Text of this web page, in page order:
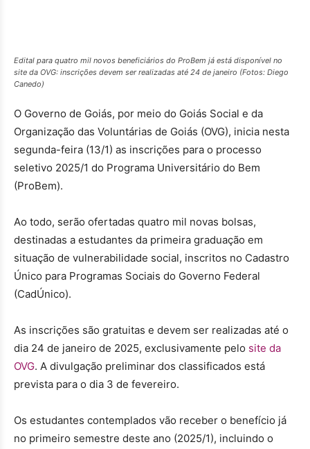
Edital para quatro mil novos beneficiários do ProBem já está disponível no
site da OVG: inscrições devem ser realizadas até 24 de janeiro (Fotos: Diego
Canedo)
O Governo de Goiás, por meio do Goiás Social e da
Organização das Voluntárias de Goiás (OVG), inicia nesta
segunda-feira (13/1) as inscrições para o processo
seletivo 2025/1 do Programa Universitário do Bem
(ProBem).
Ao todo, serão ofertadas quatro mil novas bolsas,
destinadas a estudantes da primeira graduação em
situação de vulnerabilidade social, inscritos no Cadastro
Único para Programas Sociais do Governo Federal
(CadÚnico).
As inscrições são gratuitas e devem ser realizadas até o
dia 24 de janeiro de 2025, exclusivamente pelo site da
OVG. A divulgação preliminar dos classificados está
prevista para o dia 3 de fevereiro.
Os estudantes contemplados vão receber o benefício já
no primeiro semestre deste ano (2025/1), incluindo o